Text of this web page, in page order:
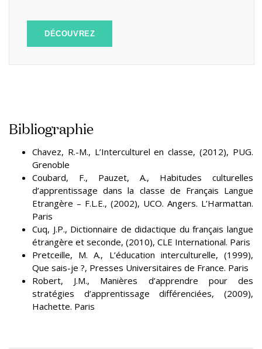
DÉCOUVREZ
Bibliographie
Chavez, R.-M., L’Interculturel en classe, (2012), PUG.
Grenoble
Coubard, F., Pauzet, A., Habitudes culturelles
d’apprentissage dans la classe de Français Langue
Etrangère – F.L.E., (2002), UCO. Angers. L’Harmattan.
Paris
Cuq, J.P., Dictionnaire de didactique du français langue
étrangère et seconde, (2010), CLE International. Paris
Pretceille, M. A., L’éducation interculturelle, (1999),
Que sais-je ?, Presses Universitaires de France. Paris
Robert, J.M., Manières d’apprendre pour des
stratégies d’apprentissage différenciées, (2009),
Hachette. Paris